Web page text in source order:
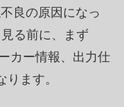
良の原因になっ
る前に、まず
カー情報、出力仕
ます。